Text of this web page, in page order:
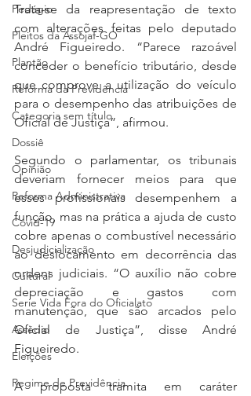
Pedágio
Pleitos da Assojaf-GO
Plantão
Reforma da Previdência
Categoria sem título
Dossiê
Opinião
Reforma Administrativa
Covid-19
Desjudicialização
Cultural
Serie Vida Fora do Oficialato
Assédio
Eleições
Regime de Previdência
Trata-se da reapresentação de texto
com alterações feitas pelo deputado
André Figueiredo. “Parece razoável
conceder o benefício tributário, desde
que comprove a utilização do veículo
para o desempenho das atribuições de
Oficial de Justiça”, afirmou.
Segundo o parlamentar, os tribunais
deveriam fornecer meios para que
esses profissionais desempenhem a
função, mas na prática a ajuda de custo
cobre apenas o combustível necessário
ao deslocamento em decorrência das
ordens judiciais. “O auxílio não cobre
depreciação e gastos com
manutenção, que são arcados pelo
Oficial de Justiça”, disse André
Figueiredo.
A proposta tramita em caráter